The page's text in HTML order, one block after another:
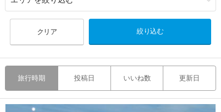
クリア
旅行時期 投稿日 いいね数 更新日